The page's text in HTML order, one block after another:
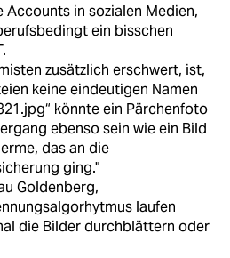
Accounts in sozialen Medien,
ein bisschen
zusätzlich erschwert, ist,
keine eindeutigen Namen
könnte ein Pärchenfoto
ebenso sein wie ein Bild
das an die
ging."
Goldenberg,
laufen
die Bilder durchblättern oder